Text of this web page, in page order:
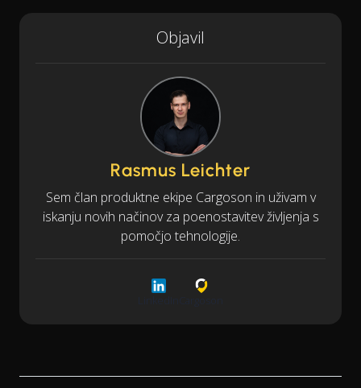
Objavil
Rasmus Leichter
Sem član produktne ekipe Cargoson in uživam v
iskanju novih načinov za poenostavitev življenja s
pomočjo tehnologije.